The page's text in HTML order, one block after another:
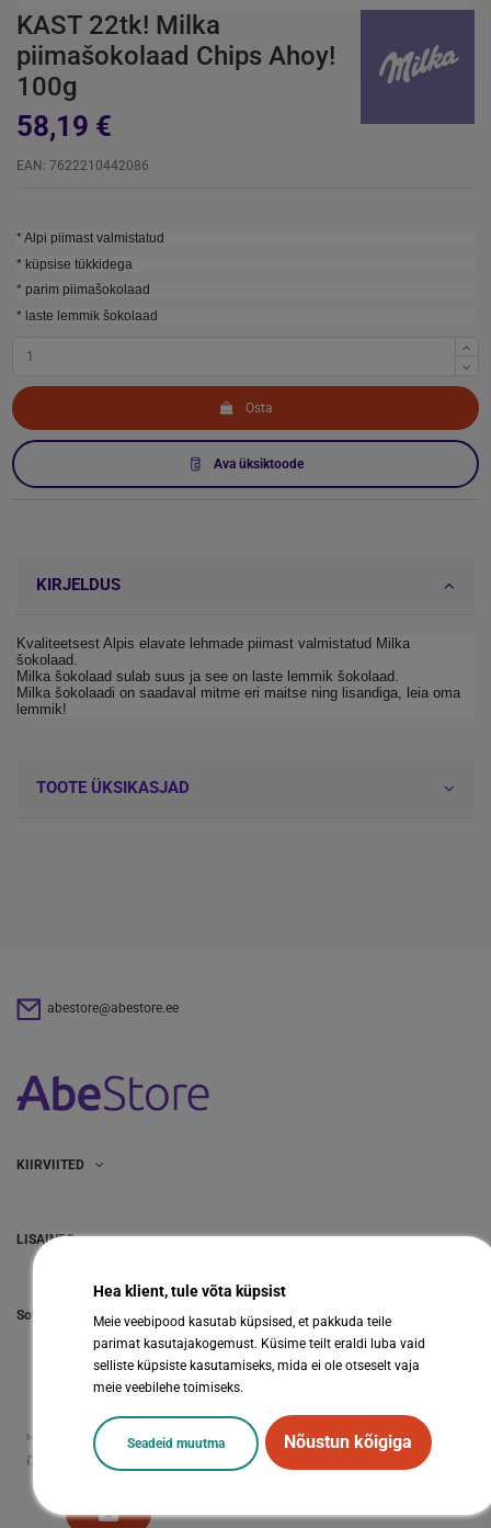
KAST 22tk! Milka
piimašokolaad Chips Ahoy!
100g
58,19 €
EAN: 7622210442086
* Alpi piimast valmistatud
* küpsise tükkidega
* parim piimašokolaad
* laste lemmik šokolaad
Osta
Ava üksiktoode
KIRJELDUS
Kvaliteetsest Alpis elavate lehmade piimast valmistatud Milka
šokolaad.
Milka šokolaad sulab suus ja see on laste lemmik šokolaad.
Milka šokolaadi on saadaval mitme eri maitse ning lisandiga, leia oma
lemmik!
TOOTE ÜKSIKASJAD
abestore@abestore.ee
KIIRVIITED
LISAINFO
Hea klient, tule võta küpsist
Meie veebipood kasutab küpsised, et pakkuda teile
parimat kasutajakogemust. Küsime teilt eraldi luba vaid
selliste küpsiste kasutamiseks, mida ei ole otseselt vaja
meie veebilehe toimiseks.
Seadeid muutma Nõustun kõigiga
Sotsiaalmeedia